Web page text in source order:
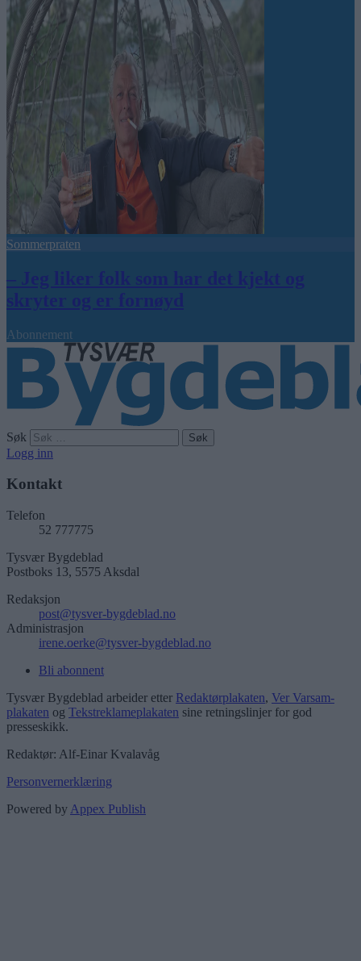
Sommerpraten
– Jeg liker folk som har det kjekt og
skryter og er fornøyd
Abonnement
Søk
Logg inn
Kontakt
Telefon
52 777775
Tysvær Bygdeblad
Postboks 13, 5575 Aksdal
Redaksjon
post@tysver-bygdeblad.no
Administrasjon
irene.oerke@tysver-bygdeblad.no
Bli abonnent
Tysvær Bygdeblad arbeider etter Redaktørplakaten, Ver Varsam-
plakaten og Tekstreklameplakaten sine retningslinjer for god
presseskikk.
Redaktør: Alf-Einar Kvalavåg
Personvernerklæring
Powered by Appex Publish